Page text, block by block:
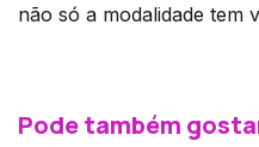
não só a modalidade tem
Pode também